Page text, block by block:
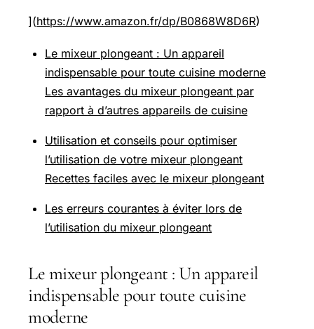
](https://www.amazon.fr/dp/B0868W8D6R)
Le mixeur plongeant : Un appareil
indispensable pour toute cuisine moderne
Les avantages du mixeur plongeant par
rapport à d’autres appareils de cuisine
Utilisation et conseils pour optimiser
l’utilisation de votre mixeur plongeant
Recettes faciles avec le mixeur plongeant
Les erreurs courantes à éviter lors de
l’utilisation du mixeur plongeant
Le mixeur plongeant : Un appareil
indispensable pour toute cuisine
moderne